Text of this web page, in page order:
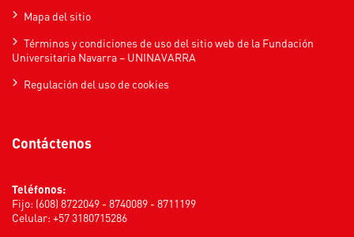
Mapa del sitio
Términos y condiciones de uso del sitio web de la Fundación
Universitaria Navarra – UNINAVARRA
Regulación del uso de cookies
Contáctenos
Teléfonos:
Fijo: (608) 8722049 - 8740089 - 8711199
Celular: +57 3180715286